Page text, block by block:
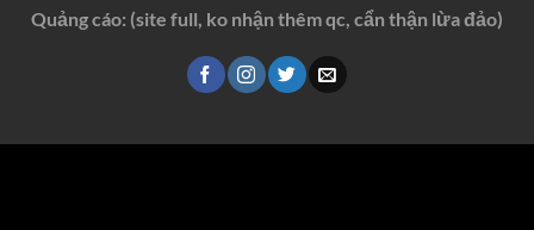
Quảng cáo: (site full, ko nhận thêm qc, cẩn thận lừa đảo)